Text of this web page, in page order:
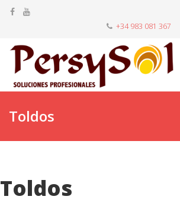
+34 983 081 367
Toldos
Toldos